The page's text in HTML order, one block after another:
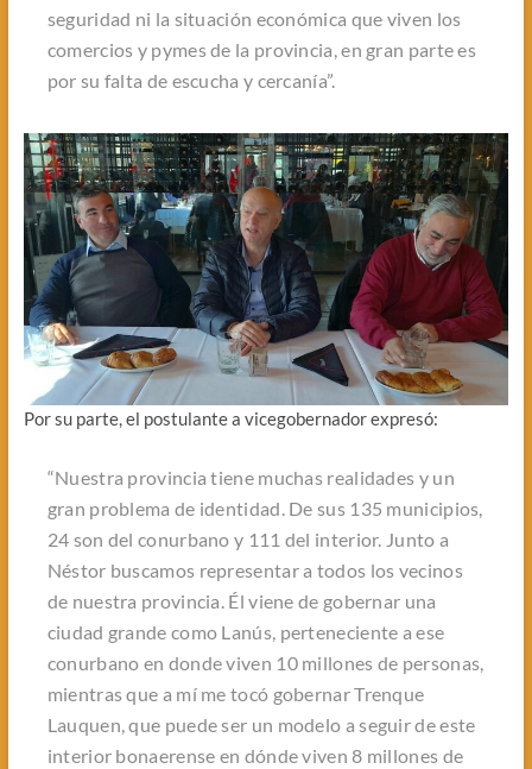
seguridad ni la situación económica que viven los
comercios y pymes de la provincia, en gran parte es
por su falta de escucha y cercanía”.
Por su parte, el postulante a vicegobernador expresó:
“Nuestra provincia tiene muchas realidades y un
gran problema de identidad. De sus 135 municipios,
24 son del conurbano y 111 del interior. Junto a
Néstor buscamos representar a todos los vecinos
de nuestra provincia. Él viene de gobernar una
ciudad grande como Lanús, perteneciente a ese
conurbano en donde viven 10 millones de personas,
mientras que a mí me tocó gobernar Trenque
Lauquen, que puede ser un modelo a seguir de este
interior bonaerense en dónde viven 8 millones de